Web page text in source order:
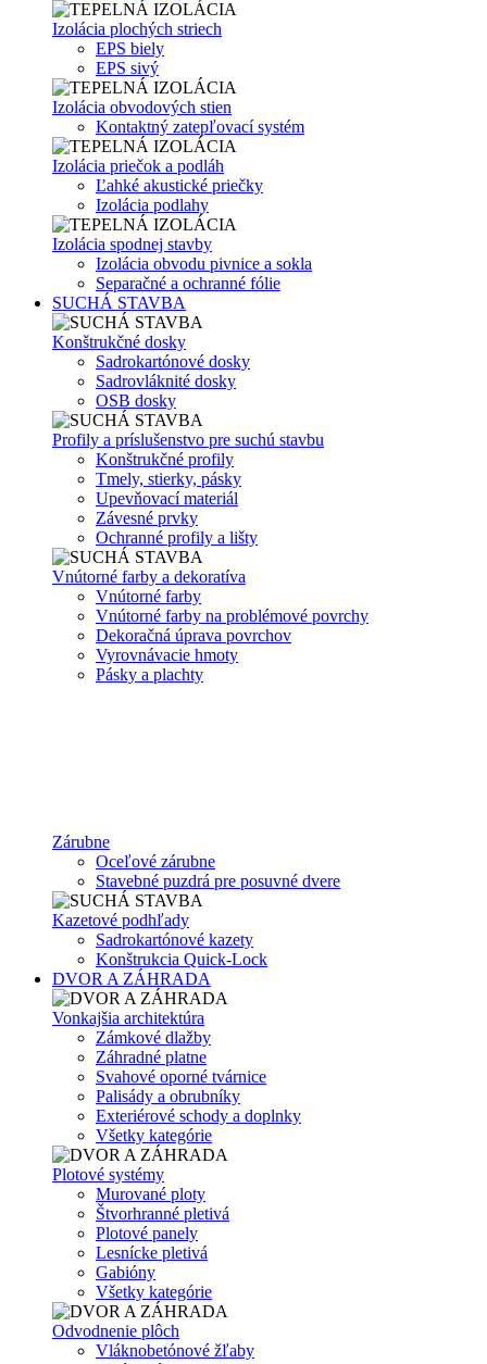
Izolácia plochých striech
EPS biely
EPS sivý
Izolácia obvodových stien
Kontaktný zatepľovací systém
Izolácia priečok a podláh
Ľahké akustické priečky
Izolácia podlahy
Izolácia spodnej stavby
Izolácia obvodu pivnice a sokla
Separačné a ochranné fólie
SUCHÁ STAVBA
Konštrukčné dosky
Sadrokartónové dosky
Sadrovláknité dosky
OSB dosky
Profily a príslušenstvo pre suchú stavbu
Konštrukčné profily
Tmely, stierky, pásky
Upevňovací materiál
Závesné prvky
Ochranné profily a lišty
Vnútorné farby a dekoratíva
Vnútorné farby
Vnútorné farby na problémové povrchy
Dekoračná úprava povrchov
Vyrovnávacie hmoty
Pásky a plachty
Zárubne
Oceľové zárubne
Stavebné puzdrá pre posuvné dvere
Kazetové podhľady
Sadrokartónové kazety
Konštrukcia Quick-Lock
DVOR A ZÁHRADA
Vonkajšia architektúra
Zámkové dlažby
Záhradné platne
Svahové oporné tvárnice
Palisády a obrubníky
Exteriérové schody a doplnky
Všetky kategórie
Plotové systémy
Murované ploty
Štvorhranné pletivá
Plotové panely
Lesnícke pletivá
Gabióny
Všetky kategórie
Odvodnenie plôch
Vláknobetónové žľaby